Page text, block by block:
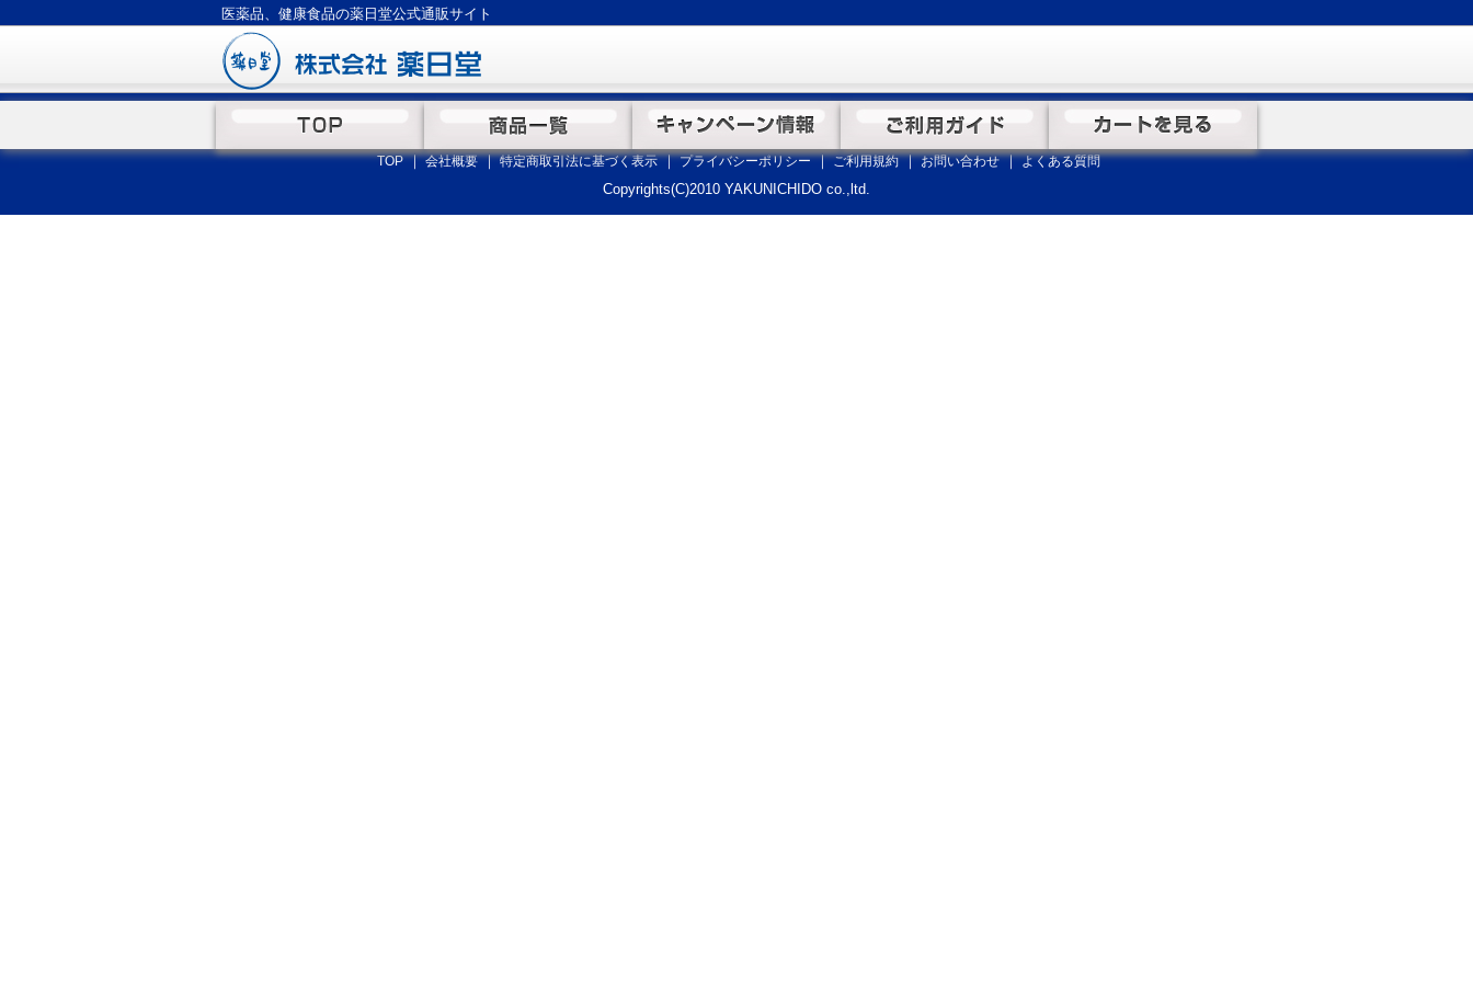
医薬品、健康食品の薬日堂公式通販サイト
TOP 会社概要 特定商取引法に基づく表示 プライバシーポリシー ご利用規約 お問い合わせ よくある質問
Copyrights(C)2010 YAKUNICHIDO co.,ltd.